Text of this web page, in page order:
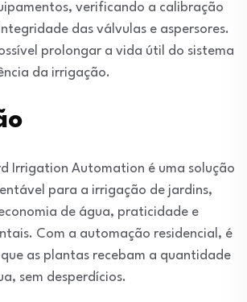
verificando a calibração
das válvulas e aspersores.
prolongar a vida útil do sistema
da irrigação.
Irrigation Automation é uma solução
para a irrigação de jardins,
de água, praticidade e
Com a automação residencial, é
as plantas recebam a quantidade
sem desperdícios.